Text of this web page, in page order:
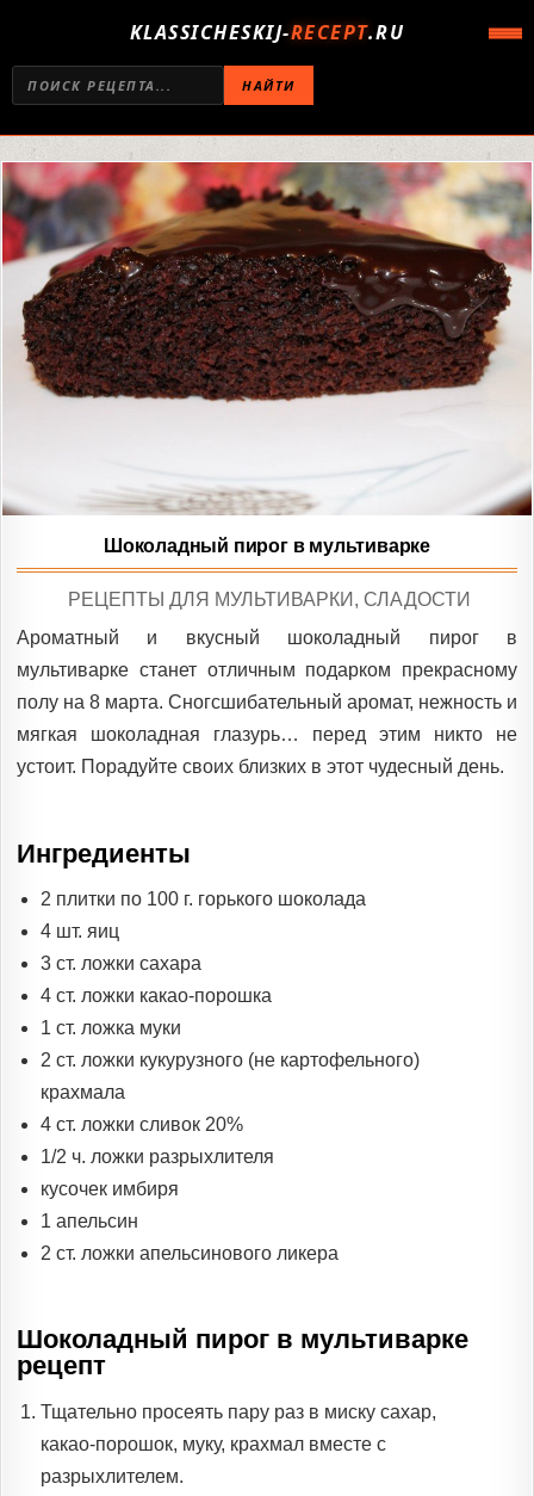
KLASSICHESKIJ-RECEPT.RU
НАЙТИ
Шоколадный пирог в мультиварке
POSTED
РЕЦЕПТЫ ДЛЯ МУЛЬТИВАРКИ , СЛАДОСТИ
Ароматный и вкусный шоколадный пирог в
мультиварке станет отличным подарком прекрасному
полу на 8 марта. Сногсшибательный аромат, нежность и
мягкая шоколадная глазурь… перед этим никто не
устоит. Порадуйте своих близких в этот чудесный день.
Ингредиенты
2 плитки по 100 г. горького шоколада
4 шт. яиц
3 ст. ложки сахара
4 ст. ложки какао-порошка
1 ст. ложка муки
2 ст. ложки кукурузного (не картофельного)
крахмала
4 ст. ложки сливок 20%
1/2 ч. ложки разрыхлителя
кусочек имбиря
1 апельсин
2 ст. ложки апельсинового ликера
Шоколадный пирог в мультиварке
рецепт
Тщательно просеять пару раз в миску сахар,
какао-порошок, муку, крахмал вместе с
разрыхлителем.